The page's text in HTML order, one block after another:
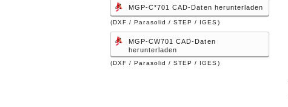
MGP-C*701 CAD-Daten herunterladen
(DXF / Parasolid / STEP / IGES)
MGP-CW701 CAD-Daten
herunterladen
(DXF / Parasolid / STEP / IGES)